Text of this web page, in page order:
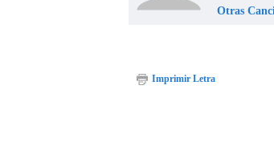
Otras
Imprimir Letra